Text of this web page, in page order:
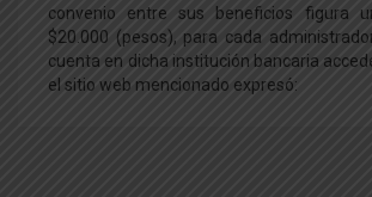
convenio entre sus beneficios figura
$20.000 (pesos), para cada
cuenta en dicha institución bancaria
el sitio web mencionado expresó: